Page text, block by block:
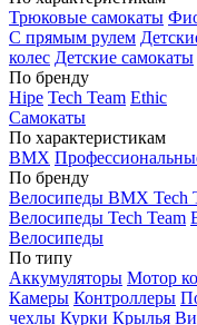
Трюковые самокаты
С прямым рулем
колес Детские самокаты
По бренду
Hipe Tech Team Ethic
Самокаты
По характеристикам
BMX
По бренду
Велосипеды BMX Tech
Велосипеды Tech Team
Велосипеды
По типу
Аккумуляторы Мотор
Камеры Контроллеры
чехлы Курки Крылья